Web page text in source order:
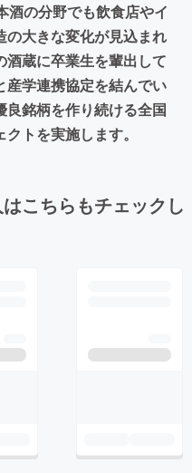
酒の分野でも飲食店やイ
の大きな変化が見込まれ
酒蔵に卒業生を輩出して
産学連携協定を結んでい
銘柄を作り続ける全国
トを実施します。
こちらもチェックし